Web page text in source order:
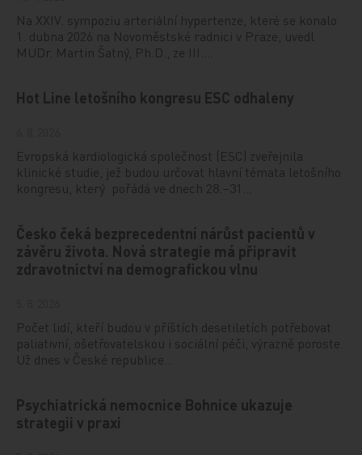
Na XXIV. sympoziu arteriální hypertenze, které se konalo
1. dubna 2026 na Novoměstské radnici v Praze, uvedl
MUDr. Martin Šatný, Ph.D., ze III.…
Hot Line letošního kongresu ESC odhaleny
Evropská kardiologická společnost (ESC) zveřejnila
klinické studie, jež budou určovat hlavní témata letošního
kongresu, který pořádá ve dnech 28.–31…
Česko čeká bezprecedentní nárůst pacientů v
závěru života. Nová strategie má připravit
zdravotnictví na demografickou vlnu
Počet lidí, kteří budou v příštích desetiletích potřebovat
paliativní, ošetřovatelskou i sociální péči, výrazně poroste.
Už dnes v České republice…
Psychiatrická nemocnice Bohnice ukazuje
strategii v praxi